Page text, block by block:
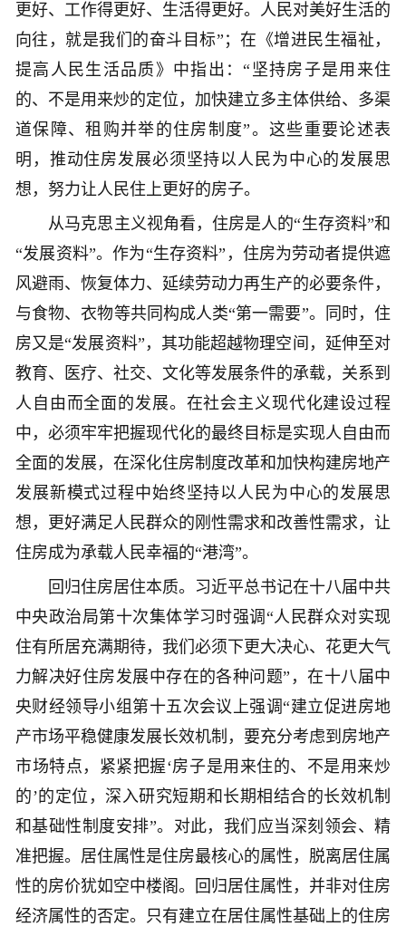
更好、工作得更好、生活得更好。人民对美好生活的
向往，就是我们的奋斗目标”；在《增进民生福祉，
提高人民生活品质》中指出：“坚持房子是用来住
的、不是用来炒的定位，加快建立多主体供给、多渠
道保障、租购并举的住房制度”。这些重要论述表
明，推动住房发展必须坚持以人民为中心的发展思
想，努力让人民住上更好的房子。
从马克思主义视角看，住房是人的“生存资料”和
“发展资料”。作为“生存资料”，住房为劳动者提供遮
风避雨、恢复体力、延续劳动力再生产的必要条件，
与食物、衣物等共同构成人类“第一需要”。同时，住
房又是“发展资料”，其功能超越物理空间，延伸至对
教育、医疗、社交、文化等发展条件的承载，关系到
人自由而全面的发展。在社会主义现代化建设过程
中，必须牢牢把握现代化的最终目标是实现人自由而
全面的发展，在深化住房制度改革和加快构建房地产
发展新模式过程中始终坚持以人民为中心的发展思
想，更好满足人民群众的刚性需求和改善性需求，让
住房成为承载人民幸福的“港湾”。
回归住房居住本质。习近平总书记在十八届中共
中央政治局第十次集体学习时强调“人民群众对实现
住有所居充满期待，我们必须下更大决心、花更大气
力解决好住房发展中存在的各种问题”，在十八届中
央财经领导小组第十五次会议上强调“建立促进房地
产市场平稳健康发展长效机制，要充分考虑到房地产
市场特点，紧紧把握‘房子是用来住的、不是用来炒
的’的定位，深入研究短期和长期相结合的长效机制
和基础性制度安排”。对此，我们应当深刻领会、精
准把握。居住属性是住房最核心的属性，脱离居住属
性的房价犹如空中楼阁。回归居住属性，并非对住房
经济属性的否定。只有建立在居住属性基础上的住房